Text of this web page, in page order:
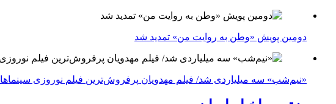
دومین پویش «وطن به روایت من» تمدید شد
«نیم‌شب» سه میلیاردی شد/ فیلم مهدویان پرفروش‌ترین فیلم نوروزی سینماها